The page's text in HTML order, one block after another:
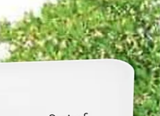
strengthens the Foreign Contribution
Act (FCRA), Western commentators often label it
as a crackdown on civil society. Sovereignty and